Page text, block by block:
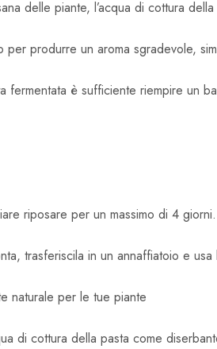
delle piante, l’acqua di cottura
per produrre un aroma sgradevole,
fermentata è sufficiente riempire un
riposare per un massimo di 4 giorni.
trasferiscila in un annaffiatoio e
naturale per le tue piante
di cottura della pasta come